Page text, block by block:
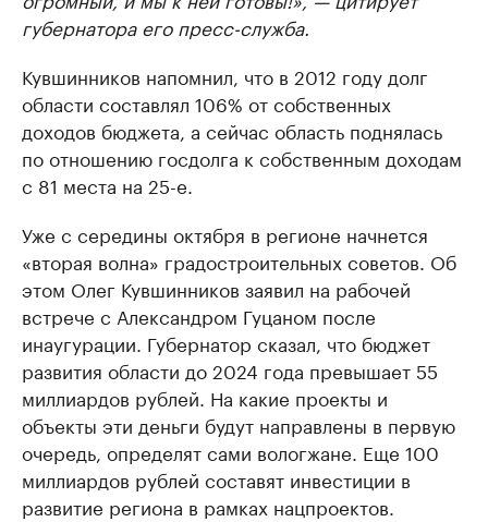
губернатора его пресс-служба.
Кувшинников напомнил, что в 2012 году долг
области составлял 106% от собственных
доходов бюджета, а сейчас область поднялась
по отношению госдолга к собственным доходам
с 81 места на 25-е.
Уже с середины октября в регионе начнется
«вторая волна» градостроительных советов. Об
этом Олег Кувшинников заявил на рабочей
встрече с Александром Гуцаном после
инаугурации. Губернатор сказал, что бюджет
развития области до 2024 года превышает 55
миллиардов рублей. На какие проекты и
объекты эти деньги будут направлены в первую
очередь, определят сами вологжане. Еще 100
миллиардов рублей составят инвестиции в
развитие региона в рамках нацпроектов.